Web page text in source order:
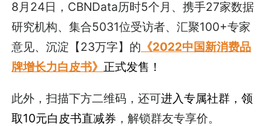
8月24日，CBNData历时5个月、携手27家数据
研究机构、集合5031位受访者、汇聚100+专家
意见、沉淀【23万字】的 《2022中国新消费品
牌增长力白皮书》 正式发售！
此外，扫描下方二维码，还可进入专属社群，领
取10元白皮书直减券 ，解锁群友专享价。